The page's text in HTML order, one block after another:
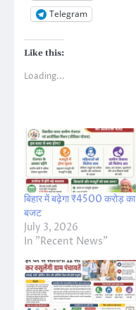
Telegram
Like this:
Loading...
बिहार में बढ़ेगा ₹4500 करोड़ का
बजट
July 3, 2026
In "Recent News"